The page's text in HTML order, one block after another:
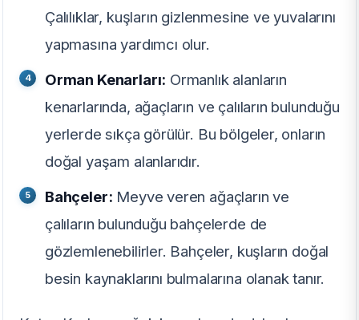
Çalılıklar, kuşların gizlenmesine ve yuvalarını
yapmasına yardımcı olur.
Orman Kenarları: Ormanlık alanların
kenarlarında, ağaçların ve çalıların bulunduğu
yerlerde sıkça görülür. Bu bölgeler, onların
doğal yaşam alanlarıdır.
Bahçeler: Meyve veren ağaçların ve
çalıların bulunduğu bahçelerde de
gözlemlenebilirler. Bahçeler, kuşların doğal
besin kaynaklarını bulmalarına olanak tanır.